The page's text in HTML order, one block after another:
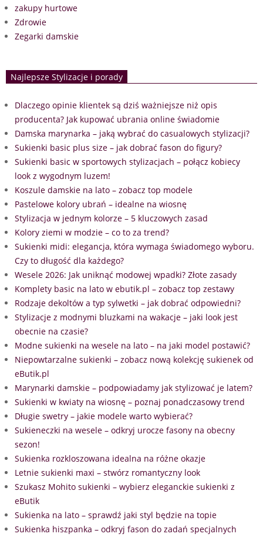
zakupy hurtowe
Zdrowie
Zegarki damskie
Najlepsze Stylizacje i porady
Dlaczego opinie klientek są dziś ważniejsze niż opis
producenta? Jak kupować ubrania online świadomie
Damska marynarka – jaką wybrać do casualowych stylizacji?
Sukienki basic plus size – jak dobrać fason do figury?
Sukienki basic w sportowych stylizacjach – połącz kobiecy
look z wygodnym luzem!
Koszule damskie na lato – zobacz top modele
Pastelowe kolory ubrań – idealne na wiosnę
Stylizacja w jednym kolorze – 5 kluczowych zasad
Kolory ziemi w modzie – co to za trend?
Sukienki midi: elegancja, która wymaga świadomego wyboru.
Czy to długość dla każdego?
Wesele 2026: Jak uniknąć modowej wpadki? Złote zasady
Komplety basic na lato w ebutik.pl – zobacz top zestawy
Rodzaje dekoltów a typ sylwetki – jak dobrać odpowiedni?
Stylizacje z modnymi bluzkami na wakacje – jaki look jest
obecnie na czasie?
Modne sukienki na wesele na lato – na jaki model postawić?
Niepowtarzalne sukienki – zobacz nową kolekcję sukienek od
eButik.pl
Marynarki damskie – podpowiadamy jak stylizować je latem?
Sukienki w kwiaty na wiosnę – poznaj ponadczasowy trend
Długie swetry – jakie modele warto wybierać?
Sukieneczki na wesele – odkryj urocze fasony na obecny
sezon!
Sukienka rozkloszowana idealna na różne okazje
Letnie sukienki maxi – stwórz romantyczny look
Szukasz Mohito sukienki – wybierz eleganckie sukienki z
eButik
Sukienka na lato – sprawdź jaki styl będzie na topie
Sukienka hiszpanka – odkryj fason do zadań specjalnych